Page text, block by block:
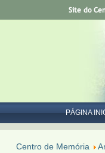
PÁGINA
Site do
Centro de Memória